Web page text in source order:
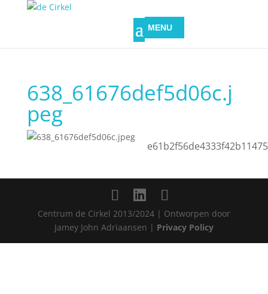
638_61676def5d06c.j
peg
Centrum de Cirkel 2013/2024 | Ontworpen door
Jamey John Adriaansen | Privacy Policy